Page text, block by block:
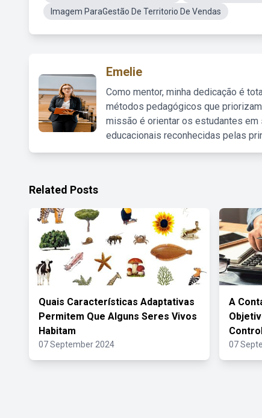
Imagem ParaGestão De Territorio De Vendas
Emelie
Como mentor, minha dedicação é
métodos pedagógicos que
missão é orientar os estudantes em
educacionais reconhecidas pelas
Related Posts
Quais Características Adaptativas
Permitem Que Alguns Seres Vivos
Habitam
07 September 2024
A
07